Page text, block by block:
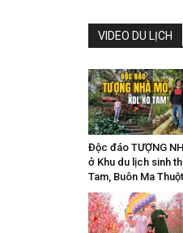
VIDEO DU LỊCH
Độc đáo TƯỢNG
ở Khu du lịch sinh
Tam, Buôn Ma Thuột